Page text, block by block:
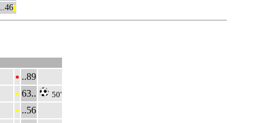
..46||
• ..89
• 63.. 50'
• ..56